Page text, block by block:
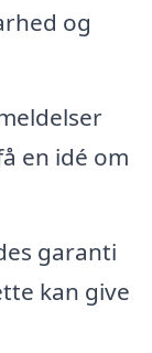
og
en idé om
garanti
kan give